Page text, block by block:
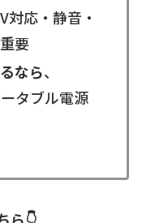
対応・静音・
要
なら、
タブル電源